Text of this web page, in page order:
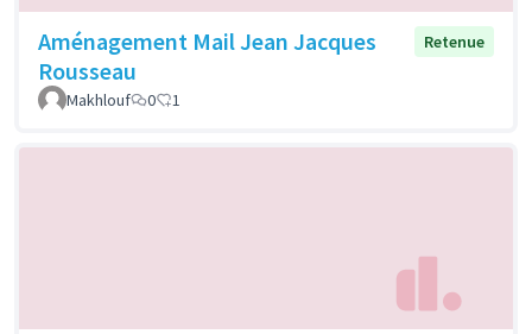
Aménagement Mail Jean Jacques
Rousseau
Retenue
Makhlouf 0 1